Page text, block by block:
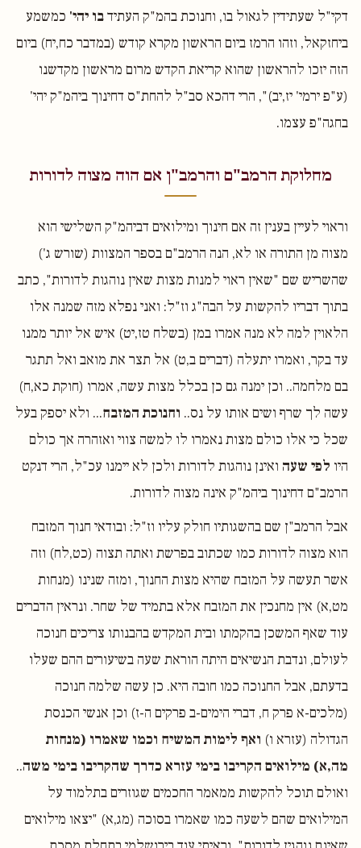
דקי"ל שעתידין לגאול בו, וחנוכת בהמ"ק העתידבו יהי' כמשמע
ביחזקאל, וזהו הרמז ביום הראשון מקרא קודש (במדבר כח,יח) ביום
הזה יזכו להראשון שהוא קריאת הקדש מרום מראשון מקדשנו
(ע"פ ירמי' יז,יב)", הרי דהכא סב"ל להחת"ס דחינוך ביהמ"ק יהי'
בחגה"פ עצמו.
מחלוקת הרמב"ם והרמב"ן אם הוה מצוה לדורות
וראוי לעיין בענין זה אם חינוך ומילואים דביהמ"ק השלישי הוא
מצוה מן התורה או לא, הנה הרמב"ם בספר המצוות (שורש ג')
שהשריש שם "שאין ראוי למנות מצות שאין נוהגות לדורות", כתב
בתוך דבריו להקשות על הבה"ג וז"ל: ואני נפלא מזה שמנה אלו
הלאוין למה לא מנה אמרו במן (בשלח טז,יט) איש אל יותר ממנו
עד בקר, ואמרו יתעלה (דברים ב,ט) אל תצר את מואב ואל תתגר
בם מלחמה.. וכן ימנה גם כן בכלל מצות עשה, אמרו (חוקת כא,ח)
עשה לך שרף ושים אותו על נס.. וחנוכת המזבח... ולא יספק בעל
שכל כי אלו כולם מצות נאמרו לו למשה צווי ואזהרה אך כולם
היו לפי שעה ואינן נוהגות לדורות ולכן לא יימנו עכ"ל, הרי דנקט
הרמב"ם דחינוך ביהמ"ק אינה מצוה לדורות.
אבל הרמב"ן שם בהשגותיו חולק עליו וז"ל: ובודאי חנוך המזבח
הוא מצוה לדורות כמו שכתוב בפרשת ואתה תצוה (כט,לח) וזה
אשר תעשה על המזבח שהיא מצות החנוך, ומזה שנינו (מנחות
מט,א) אין מחנכין את המזבח אלא בתמיד של שחר. ונראין הדברים
עוד שאף המשכן בהקמתו ובית המקדש בהבנותו צריכים חנוכה
לעולם, ונדבת הנשיאים היתה הוראת שעה בשיעורים ההם שעלו
בדעתם, אבל החנוכה כמו חובה היא. כן עשה שלמה חנוכה
(מלכים-א פרק ח, דברי הימים-ב פרקים ה-ז) וכן אנשי הכנסת
הגדולה (עזרא ו) ואף לימות המשיח וכמו שאמרו (מנחות
מה,א) מילואים הקריבו בימי עזרא כדרך שהקריבו בימי משה..
ואולם תוכל להקשות ממאמר החכמים שגוזרים בתלמוד על
המילואים שהם לשעה כמו שאמרו בסוכה (מג,א) "יצאו מילואים